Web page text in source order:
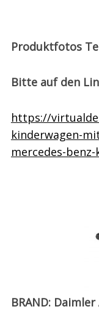
Produktfotos
Bitte auf den
https://
kinderwagen-
mercedes-
BRAND: Daimler